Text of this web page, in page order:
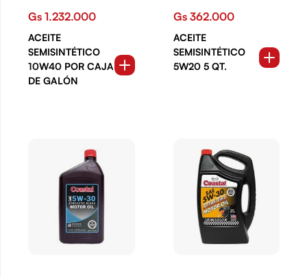
Gs 1.232.000
ACEITE
SEMISINTÉTICO
10W40 POR CAJA
DE GALÓN
Gs 362.000
ACEITE
SEMISINTÉTICO
5W20 5 QT.